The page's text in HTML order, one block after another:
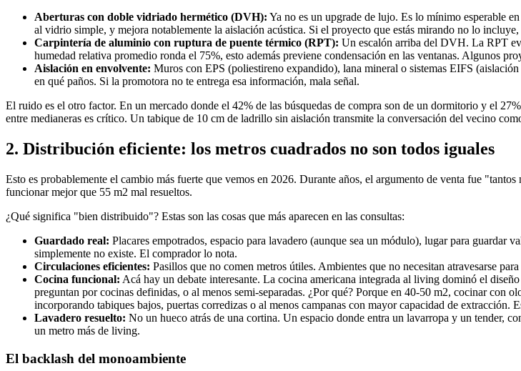
Aberturas con doble vidriado hermético (DVH): Ya no es un upgrade de lujo. Es lo mínimo esperable
al vidrio simple, y mejora notablemente la aislación acústica. Si el proyecto que estás mirando no lo
Carpintería de aluminio con ruptura de puente térmico (RPT): Un escalón arriba del DVH. La RPT
humedad relativa promedio ronda el 75%, esto además previene condensación en las ventanas. Algunos
Aislación en envolvente: Muros con EPS (poliestireno expandido), lana mineral o sistemas EIFS
en qué paños. Si la promotora no te entrega esa información, mala señal.
El ruido es el otro factor. En un mercado donde el 42% de las búsquedas de compra son de un dormitorio y el
entre medianeras es crítico. Un tabique de 10 cm de ladrillo sin aislación transmite la conversación del vecino
2. Distribución eficiente: los metros cuadrados no son todos iguales
Esto es probablemente el cambio más fuerte que vemos en 2026. Durante años, el argumento de venta fue
funcionar mejor que 55 m2 mal resueltos.
¿Qué significa "bien distribuido"? Estas son las cosas que más aparecen en las consultas:
Guardado real: Placares empotrados, espacio para lavadero (aunque sea un módulo), lugar para guardar
simplemente no existe. El comprador lo nota.
Circulaciones eficientes: Pasillos que no comen metros útiles. Ambientes que no necesitan atravesarse
Cocina funcional: Acá hay un debate interesante. La cocina americana integrada al living dominó el
preguntan por cocinas definidas, o al menos semi-separadas. ¿Por qué? Porque en 40-50 m2, cocinar con
incorporando tabiques bajos, puertas corredizas o al menos campanas con mayor capacidad de extracción.
Lavadero resuelto: No un hueco atrás de una cortina. Un espacio donde entra un lavarropa y un tender,
un metro más de living.
El backlash del monoambiente